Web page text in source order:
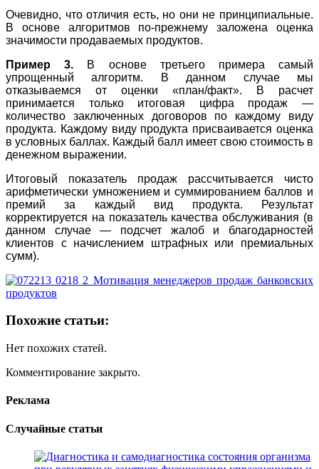
Очевидно, что отличия есть, но они не принципиальные.
В основе алгоритмов по-прежнему заложена оценка
значимости продаваемых продуктов.
Пример 3. В основе третьего примера самый
упрощенный алгоритм. В данном случае мы
отказываемся от оценки «план/факт». В расчет
принимается только итоговая цифра продаж —
количество заключенных договоров по каждому виду
продукта. Каждому виду продукта присваивается оценка
в условных баллах. Каждый балл имеет свою стоимость в
денежном выражении.
Итоговый показатель продаж рассчитывается чисто
арифметически умножением и суммированием баллов и
премий за каждый вид продукта. Результат
корректируется на показатель качества обслуживания (в
данном случае — подсчет жалоб и благодарностей
клиентов с начислением штрафных или премиальных
сумм).
Похожие статьи:
Нет похожих статей.
Комментирование закрыто.
Реклама
Случайные статьи